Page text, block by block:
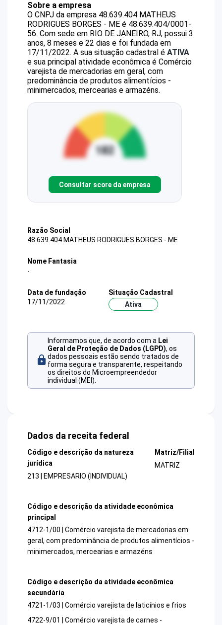
Sobre a empresa
O CNPJ da empresa 48.639.404 MATHEUS
RODRIGUES BORGES - ME é 48.639.404/0001-
56. Com sede em RIO DE JANEIRO, RJ, possui 3
anos, 8 meses e 22 dias e foi fundada em
17/11/2022. A sua situação cadastral é ATIVA
e sua principal atividade econômica é Comércio
varejista de mercadorias em geral, com
predominância de produtos alimentícios -
minimercados, mercearias e armazéns.
Consultar score da empresa
Razão Social
48.639.404 MATHEUS RODRIGUES BORGES - ME
Nome Fantasia
-
Data de fundação
17/11/2022
Situação Cadastral
Ativa
Informamos que, de acordo com a Lei
Geral de Proteção de Dados (LGPD), os
dados pessoais estão sendo tratados de
forma segura e transparente, respeitando
os direitos do Microempreendedor
individual (MEI).
Dados da receita federal
Código e descrição da natureza
jurídica
213 | EMPRESARIO (INDIVIDUAL)
Matriz/Filial
MATRIZ
Código e descrição da atividade econômica
principal
4712-1/00 | Comércio varejista de mercadorias em
geral, com predominância de produtos alimentícios -
minimercados, mercearias e armazéns
Código e descrição da atividade econômica
secundária
4721-1/03 | Comércio varejista de laticínios e frios
4722-9/01 | Comércio varejista de carnes -